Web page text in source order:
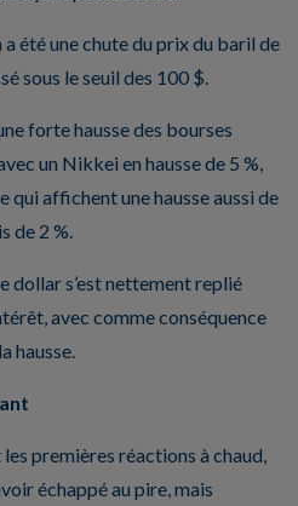
été une chute du prix du baril de
sous le seuil des 100 $.
forte hausse des bourses
un Nikkei en hausse de 5 %,
qui affichent une hausse aussi de
de 2 %.
dollar s’est nettement replié
avec comme conséquence
hausse.
premières réactions à chaud,
échappé au pire, mais